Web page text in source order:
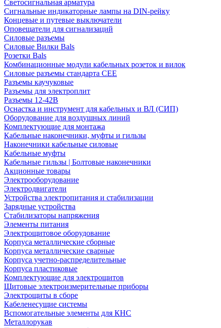
Светосигнальная арматура
Сигнальные индикаторные лампы на DIN-рейку
Концевые и путевые выключатели
Оповещатели для сигнализаций
Силовые разъемы
Силовые Вилки Bals
Розетки Bals
Комбинационные модули кабельных розеток и вилок
Силовые разъемы стандарта CEE
Разъемы каучуковые
Разъемы для электроплит
Разъемы 12-42В
Оснастка и инструмент для кабельных и ВЛ (СИП)
Оборудование для воздушных линий
Комплектующие для монтажа
Кабельные наконечники, муфты и гильзы
Наконечники кабельные силовые
Кабельные муфты
Кабельные гильзы | Болтовые наконечники
Акционные товары
Электрооборудование
Электродвигатели
Устройства электропитания и стабилизации
Зарядные устройства
Стабилизаторы напряжения
Элементы питания
Электрощитовое оборудование
Корпуса металлические сборные
Корпуса металлические сварные
Корпуса учетно-распределительные
Корпуса пластиковые
Комплектующие для электрощитов
Щитовые электроизмерительные приборы
Электрощиты в сборе
Кабеленесущие системы
Вспомогательные элементы для КНС
Металлорукав